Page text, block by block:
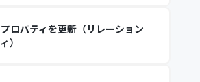
ロパティを更新（リレーション
）